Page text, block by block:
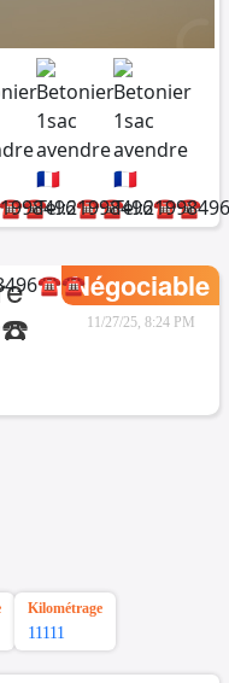
Négociable
11/27/25, 8:24 PM
Kilométrage
11111